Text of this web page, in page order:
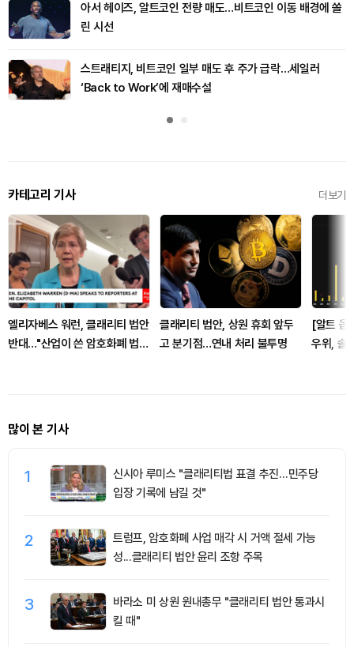
아서 헤이즈, 알트코인 전량 매도…비트코인 이동 배경에 쏠
린 시선
스트래티지, 비트코인 일부 매도 후 주가 급락…세일러
‘Back to Work’에 재매수설
카테고리 기사 더보기
엘리자베스 워런, 클래리티 법안
반대…"산업이 쓴 암호화폐 법안
클래리티 법안, 상원 휴회 앞두
고 분기점…연내 처리 불투명
[알트 옵
우위, 솔
많이 본 기사
1
신시아 루미스 "클래리티법 표결 추진…민주당
입장 기록에 남길 것"
2
트럼프, 암호화폐 사업 매각 시 거액 절세 가능
성...클래리티 법안 윤리 조항 주목
3
바라소 미 상원 원내총무 "클래리티 법안 통과시
킬 때"